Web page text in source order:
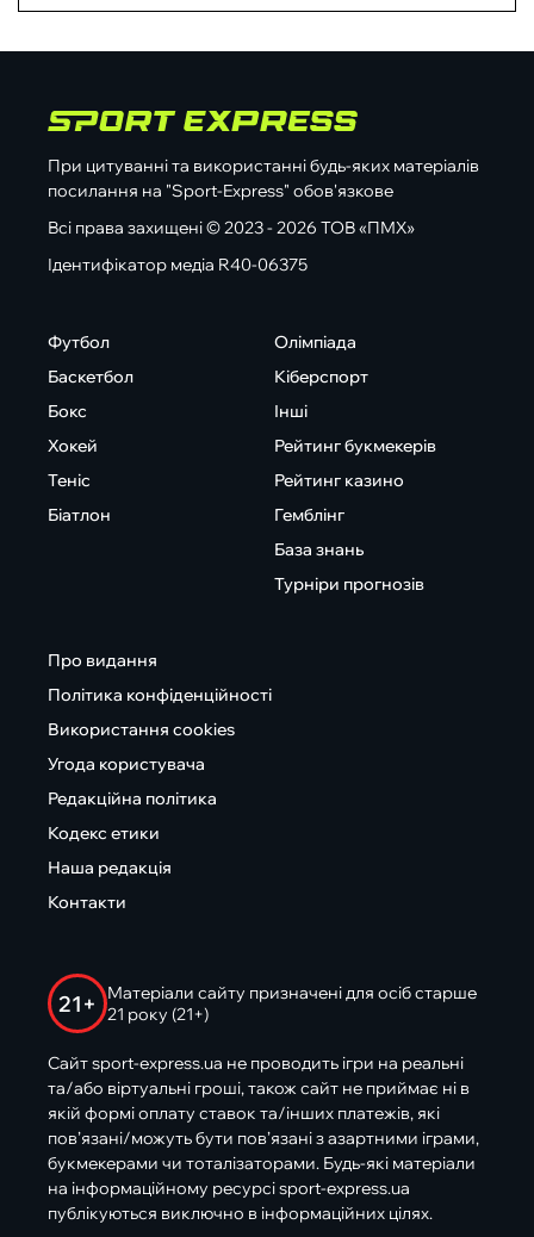
При цитуванні та використанні будь-яких матеріалів
посилання на "Sport-Express" обов'язкове
Всі права захищені © 2023 - 2026 ТОВ «ПМХ»
Ідентифікатор медіа R40-06375
Футбол
Баскетбол
Бокс
Хокей
Теніс
Біатлон
Олімпіада
Кіберспорт
Інші
Рейтинг букмекерів
Рейтинг казино
Гемблінг
База знань
Турніри прогнозів
Про видання
Політика конфіденційності
Використання cookies
Угода користувача
Редакційна політика
Кодекс етики
Наша редакція
Контакти
21+
Матеріали сайту призначені для осіб старше
21 року (21+)
Сайт sport-express.ua не проводить ігри на реальні
та/або віртуальні гроші, також сайт не приймає ні в
якій формі оплату ставок та/інших платежів, які
пов’язані/можуть бути пов’язані з азартними іграми,
букмекерами чи тоталізаторами. Будь-які матеріали
на інформаційному ресурсі sport-express.ua
публікуються виключно в інформаційних цілях.